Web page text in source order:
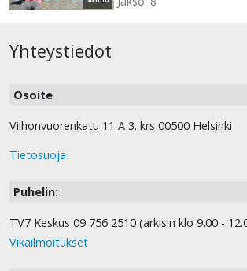
Yhteystiedot
Osoite
Vilhonvuorenkatu 11 A 3. krs 00500 Helsinki
Tietosuoja
Puhelin:
TV7 Keskus 09 756 2510 (arkisin klo 9.00 -
Vikailmoitukset